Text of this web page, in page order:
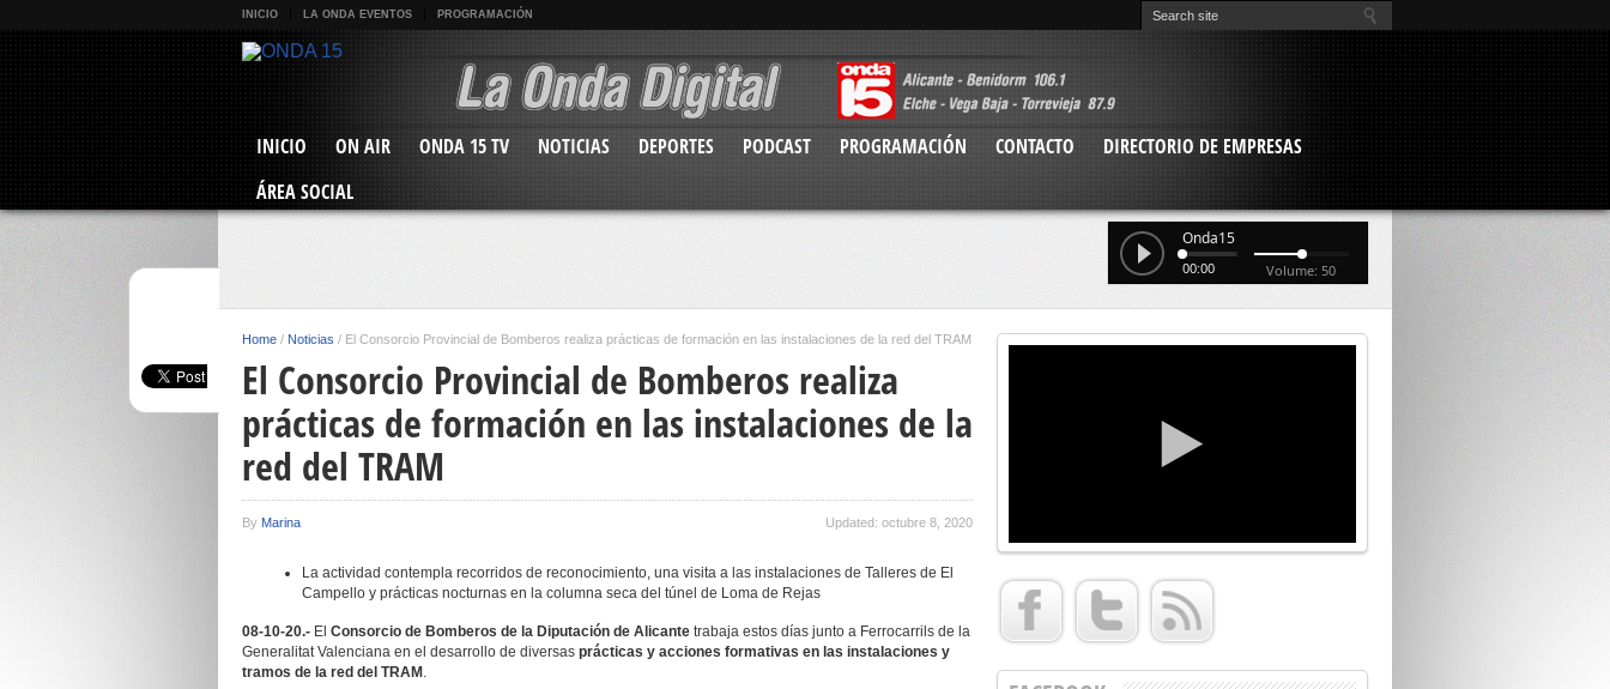
INICIO LA ONDA EVENTOS PROGRAMACIÓN
INICIO ON AIR ONDA 15 TV NOTICIAS DEPORTES PODCAST PROGRAMACIÓN CONTACTO
DIRECTORIO DE EMPRESAS
ÁREA SOCIAL
Onda15
00:00 Volume: 50
Home / Noticias / El Consorcio Provincial de Bomberos realiza prácticas de formación en las instalaciones de la red del TRAM
El Consorcio Provincial de Bomberos realiza
prácticas de formación en las instalaciones de la
red del TRAM
By Marina Updated: octubre 8, 2020
La actividad contempla recorridos de reconocimiento, una visita a las instalaciones de Talleres de El
Campello y prácticas nocturnas en la columna seca del túnel de Loma de Rejas
08-10-20.- El Consorcio de Bomberos de la Diputación de Alicante trabaja estos días junto a Ferrocarrils de la
Generalitat Valenciana en el desarrollo de diversas prácticas y acciones formativas en las instalaciones y
tramos de la red del TRAM .